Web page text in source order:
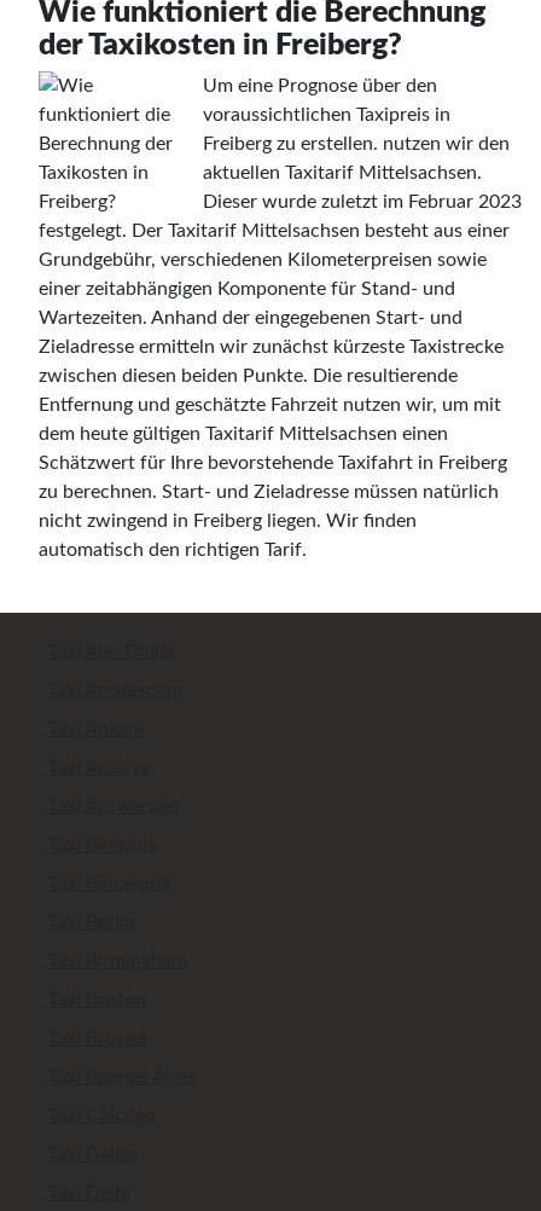
Wie funktioniert die Berechnung
der Taxikosten in Freiberg?
Um eine Prognose über den
voraussichtlichen Taxipreis in
Freiberg zu erstellen. nutzen wir den
aktuellen Taxitarif Mittelsachsen.
Dieser wurde zuletzt im Februar 2023
festgelegt. Der Taxitarif Mittelsachsen besteht aus einer
Grundgebühr, verschiedenen Kilometerpreisen sowie
einer zeitabhängigen Komponente für Stand- und
Wartezeiten. Anhand der eingegebenen Start- und
Zieladresse ermitteln wir zunächst kürzeste Taxistrecke
zwischen diesen beiden Punkte. Die resultierende
Entfernung und geschätzte Fahrzeit nutzen wir, um mit
dem heute gültigen Taxitarif Mittelsachsen einen
Schätzwert für Ihre bevorstehende Taxifahrt in Freiberg
zu berechnen. Start- und Zieladresse müssen natürlich
nicht zwingend in Freiberg liegen. Wir finden
automatisch den richtigen Tarif.